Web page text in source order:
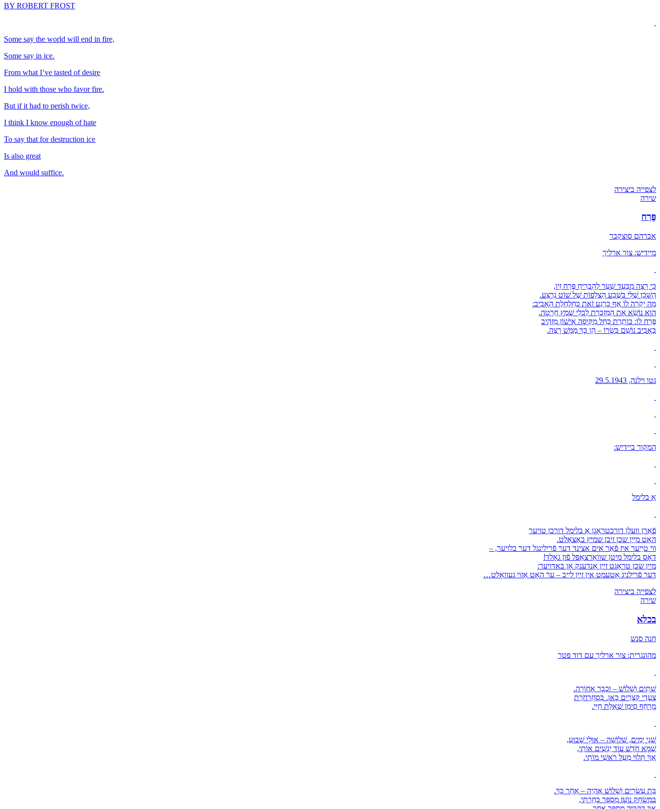
BY ROBERT FROST
Some say the world will end in fire,
Some say in ice.
From what I’ve tasted of desire
I hold with those who favor fire.
But if it had to perish twice,
I think I know enough of hate
To say that for destruction ice
Is also great
And would suffice.
לצפייה ביצירה
שירה
פֶּרַח
אברהם סוצקבר
מיידיש: צור ארליך
כִּי רָצָה מִבַּעַד שַׁעַר לְהַבְרִיחַ פֶּרַח זִיו,
הַשָּׁכֵן שֶׁלִּי בְּשֶׁבַע הַצְלָפוֹת שֶׁל שׁוֹט נִרְצַע.
מָה יָקְרָה לוֹ אַף כָּרֶגַע זֹאת כְּחַלְחֶלֶת הָאָבִיב:
הוּא נוֹשֵׂא אֶת הַמַּזְכֶּרֶת לִבְלִי שֶׁמֶץ חֲרָטָה.
פֶּרַח לוֹ: כּוֹתֶרֶת כַּחַל מַקִּיפָה אִישׁוֹן מַזְהִיב
בָּאָבִיב נוֹשֵׁם בְּשָׂרוֹ – הֵן כָּךְ מַמָּשׁ רָצָה.
גטו וילנה, 29.5.1943
המקור ביידיש:
אַ בלימל
פֿאַרן וועלן דורכטראָגן אַ בלימל דורכן טויער
האָט מיַין שכן זיבן שמיץ באַצאָלט.
ווי טיַיער איז פֿאַר אים אצינד דער פֿרילינגל דער בלויער, –
דאָס בלימל מיטן שוואַרצאַפּל פֿון גאָלד!
מיין שכן טראָגט זיין אָנדענק אָן באדויער:
דער פֿרילניג אָטעמט אין זיין לייב – ער האָט אַזוי געוואָלט…
לצפייה ביצירה
שירה
בכלא
חנה סנש
מהונגרית: צור ארליך עם דוד פטר
שְׁתַּיִם וְשָׁלוֹשׁ – וּכְבָר אָחוֹרָה.
צְעָדַי קְצָרִים כָּאן. בִּסְחַרְחֹרֶת
מְרַחֵף סִימַן שְׁאֵלַת חַיַּי.
שְׁנֵי יָמִים, שְׁלוֹשָׁה – אוּלַי שָׁבוּעַ,
שֶׁמָּא חֹדֶשׁ עוֹד יַנְשִׁים אוֹתִי,
אַךְ תָּלוּי מֵעַל רֹאשִׁי מוֹתִי.
בַּת עֶשְׂרִים וְשָׁלוֹשׁ אֶהְיֶה – אַחַר כָּךְ.
בְּמִשְׂחָק נוֹעָז מִסְפָּר בָּחַרְתִּי,